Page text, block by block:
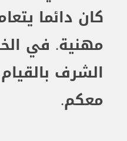
كان دائما
مهنية. في
الشرف
معكم.